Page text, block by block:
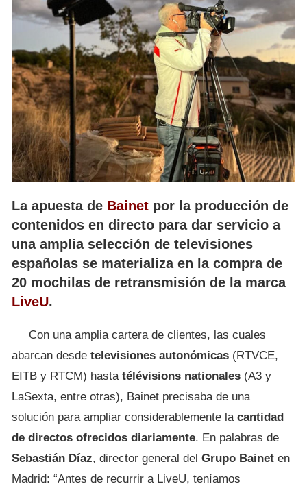
La apuesta de Bainet por la producción de
contenidos en directo para dar servicio a
una amplia selección de televisiones
españolas se materializa en la compra de
20 mochilas de retransmisión de la marca
LiveU.
Con una amplia cartera de clientes, las cuales
abarcan desde televisiones autonómicas (RTVCE,
EITB y RTCM) hasta télévisions nationales (A3 y
LaSexta, entre otras), Bainet precisaba de una
solución para ampliar considerablemente la cantidad
de directos ofrecidos diariamente. En palabras de
Sebastián Díaz, director general del Grupo Bainet en
Madrid: “Antes de recurrir a LiveU, teníamos